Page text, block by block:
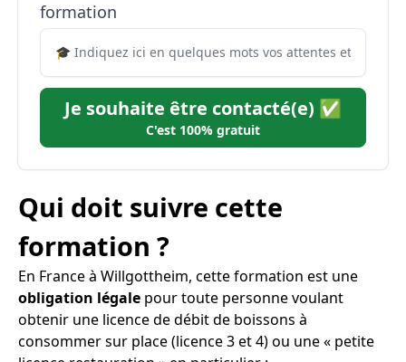
formation
Je souhaite être contacté(e) ✅
C'est 100% gratuit
Qui doit suivre cette
formation ?
En France à Willgottheim, cette formation est une
obligation légale pour toute personne voulant
obtenir une licence de débit de boissons à
consommer sur place (licence 3 et 4) ou une « petite